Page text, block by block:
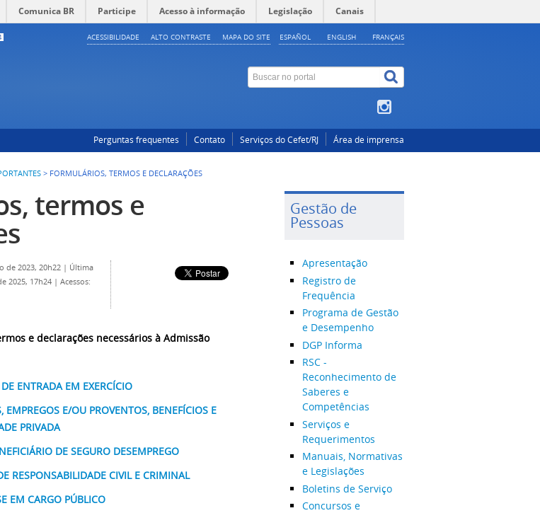
Comunica BR Participe Acesso à informação Legislação Canais
ESPAÑOL ENGLISH FRANÇAIS
ACESSIBILIDADE ALTO CONTRASTE MAPA DO SITE
Perguntas frequentes Contato Serviços do Cefet/RJ Área de imprensa
> FORMULÁRIOS, TERMOS E DECLARAÇÕES
termos e
de 2023, 20h22 | Última
2025, 17h24 | Acessos:
e declarações necessários à Admissão
ENTRADA EM EXERCÍCIO
EMPREGOS E/OU PROVENTOS, BENEFÍCIOS E
PRIVADA
DE SEGURO DESEMPREGO
RESPONSABILIDADE CIVIL E CRIMINAL
EM CARGO PÚBLICO
Gestão de
Pessoas
Apresentação
Registro de
Frequência
Programa de Gestão
e Desempenho
DGP Informa
RSC -
Reconhecimento de
Saberes e
Competências
Serviços e
Requerimentos
Manuais, Normativas
e Legislações
Boletins de Serviço
Concursos e